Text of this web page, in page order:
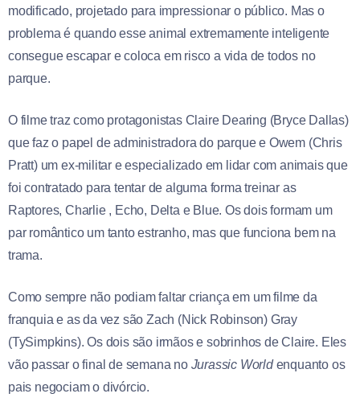
modificado, projetado para impressionar o público. Mas o
problema é quando esse animal extremamente inteligente
consegue escapar e coloca em risco a vida de todos no
parque.
O filme traz como protagonistas Claire Dearing (Bryce Dallas)
que faz o papel de administradora do parque e Owem (Chris
Pratt) um ex-militar e especializado em lidar com animais que
foi contratado para tentar de alguma forma treinar as
Raptores, Charlie , Echo, Delta e Blue. Os dois formam um
par romântico um tanto estranho, mas que funciona bem na
trama.
Como sempre não podiam faltar criança em um filme da
franquia e as da vez são Zach (Nick Robinson) Gray
(TySimpkins). Os dois são irmãos e sobrinhos de Claire. Eles
vão passar o final de semana no Jurassic Worldenquanto os
pais negociam o divórcio.